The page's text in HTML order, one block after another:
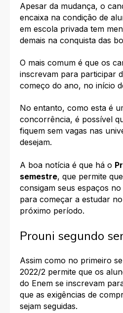
Apesar da mudança, o
encaixa na condição de
em escola privada tem
demais na conquista das
O mais comum é que os
inscrevam para participar
começo do ano, no início
No entanto, como esta é
concorrência, é possível
fiquem sem vagas nas
desejam.
A boa notícia é que há o
semestre, que permite
consigam seus espaços
para começar a estudar
próximo período.
Prouni segundo
Assim como no primeiro
2022/2 permite que os
do Enem se inscrevam
que as exigências de
sejam seguidas.